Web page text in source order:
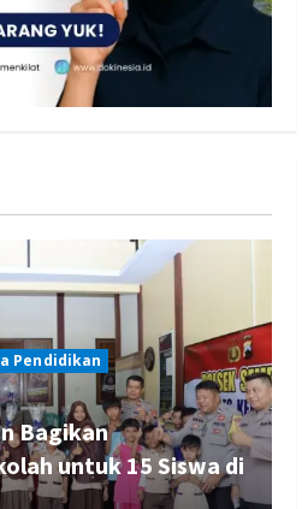
Pendidikan
Bagikan
untuk 15 Siswa di